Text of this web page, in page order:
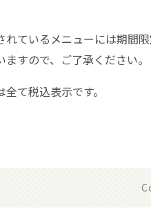
ているメニューには期間
ますので、ご了承ください。
て税込表示です。